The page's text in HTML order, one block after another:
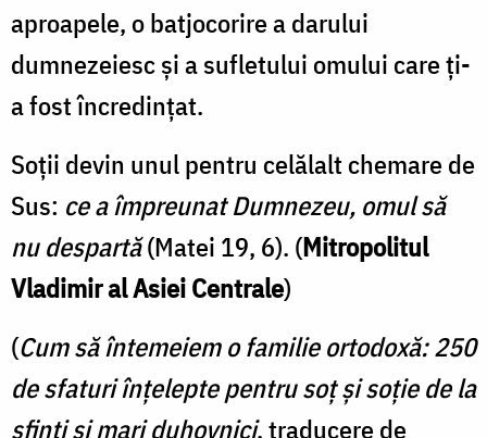
Foto:
Valentina
Bîrgăoanu
aproapele, o batjocorire a darului
dumnezeiesc şi a sufletu­lui omului care ţi-
a fost încredinţat.
Soţii devin unul pentru celălalt chemare de
Sus: ce a împreunat Dumnezeu, omul să
nu despartă(Matei 19, 6). (Mitropolitul
Vladimir al Asiei Centrale)
(Cum să întemeiem o familie ortodoxă: 250
de sfaturi înțelepte pentru soț și soție de la
sfinți și mari duhovnici, traducere de